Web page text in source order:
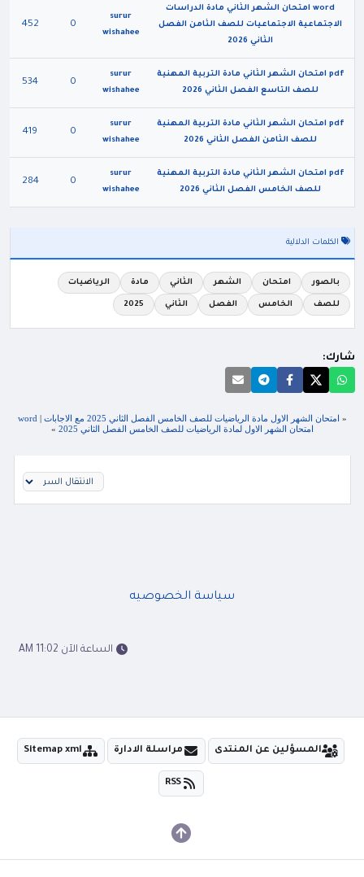
word امتحان الشهر الثاني مادة الدراسات
الاجتماعية الاجتماعيات للصف الثامن الفصل
الثاني 2026
surur
wishahee
0
452
pdf امتحان الشهر الثاني مادة التربية المهنية
للصف التاسع الفصل الثاني 2026
surur
wishahee
0
534
pdf امتحان الشهر الثاني مادة التربية المهنية
للصف الثامن الفصل الثاني 2026
surur
wishahee
0
419
pdf امتحان الشهر الثاني مادة التربية المهنية
للصف الخامس الفصل الثاني 2026
surur
wishahee
0
284
الكلمات الدلالية
بالصور امتحان الشهر الثاني مادة الرياضيات
للصف الخامس الفصل الثاني 2025
شارك:
« امتحان الشهر الاول مادة الرياضيات للصف الخامس الفصل الثاني 2025 مع الاجابات |
word
امتحان الشهر الاول لمادة الرياضيات للصف الخامس الفصل الثاني 2025
»
سياسة الخصوصيه
الساعة الآن 11:02 AM
المسؤلين عن المنتدى مراسلة الادارة Sitemap xml
RSS